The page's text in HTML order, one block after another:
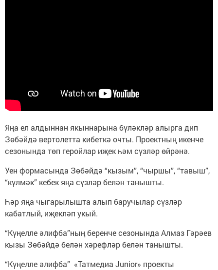
Яңа ел алдыннан якыннарына бүләкләр алырга дип
Зөбәйдә вертолетта кибеткә очты. Проектның икенче
сезонында төп геройлар иҗек һәм сүзләр өйрәнә.
Уен формасында Зөбәйдә “кызым”, “чыршы”, “тавыш”,
“күлмәк” кебек яңа сүзләр белән танышты.
Һәр яңа чыгарылышта алып баручылар сүзләр
кабатлый, иҗекләп укый.
“Күңелле әлифба”ның беренче сезонында Алмаз Гәрәев
кызы Зөбәйдә белән хәрефләр белән танышты.
“Күңелле әлифба” «Татмедиа Junior» проекты